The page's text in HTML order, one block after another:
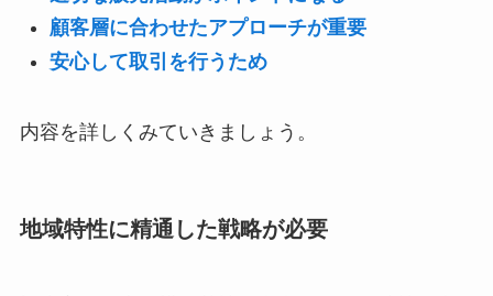
顧客層に合わせたアプローチが重要
安心して取引を行うため
内容を詳しくみていきましょう。
地域特性に精通した戦略が必要